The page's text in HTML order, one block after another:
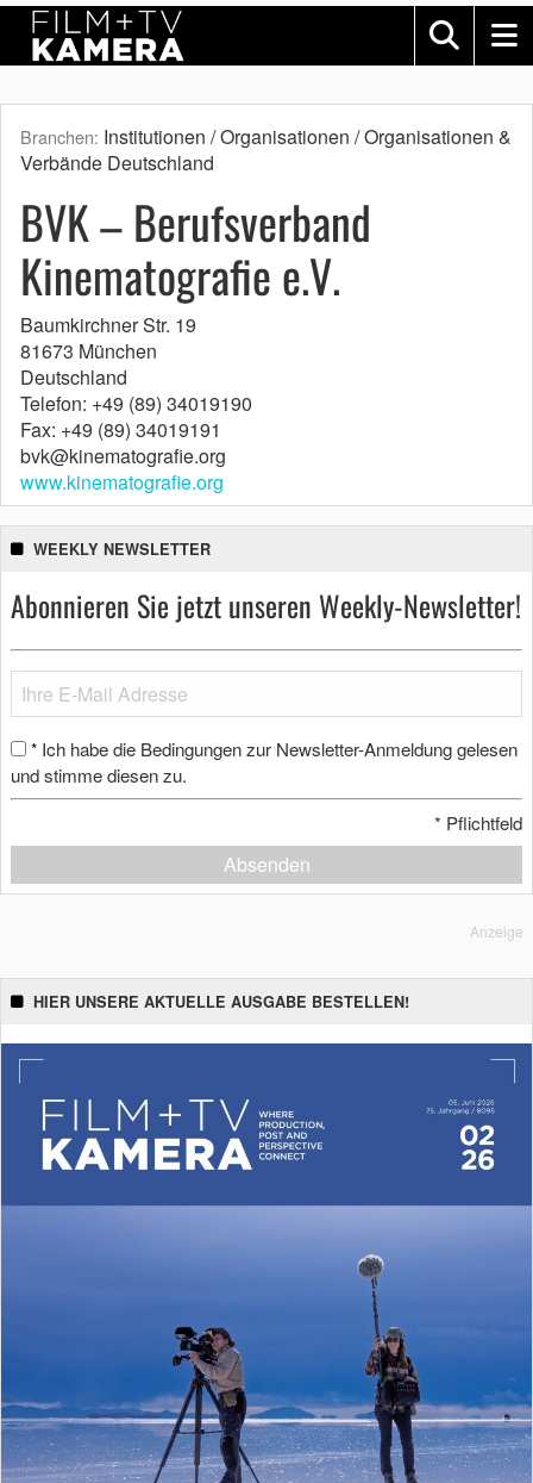
Branchen: Institutionen / Organisationen / Organisationen &
Verbände Deutschland
BVK – Berufsverband
Kinematografie e.V.
Baumkirchner Str. 19
81673 München
Deutschland
Telefon: +49 (89) 34019190
Fax: +49 (89) 34019191
bvk@kinematografie.org
www.kinematografie.org
WEEKLY NEWSLETTER
Abonnieren Sie jetzt unseren Weekly-Newsletter!
* Ich habe die Bedingungen zur Newsletter-Anmeldung gelesen
und stimme diesen zu.
* Pflichtfeld
Absenden
Anzeige
HIER UNSERE AKTUELLE AUSGABE BESTELLEN!